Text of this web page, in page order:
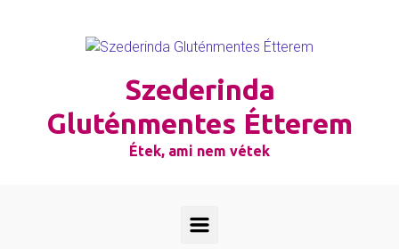
Szederinda
Gluténmentes Étterem
Étek, ami nem vétek